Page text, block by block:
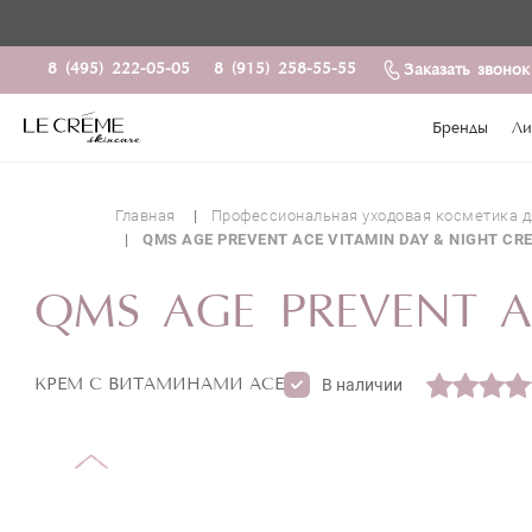
8 (495) 222-05-05 8 (915) 258-55-55 Заказать звонок
Бренды
Главная
Профессиональная уходовая косметика
QMS AGE PREVENT ACE VITAMIN DAY & NIGHT
QMS AGE
КРЕМ С ВИТАМИНАМИ ACE В наличии